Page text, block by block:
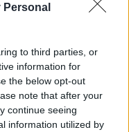
Personal
to third parties, or
information for
the below opt-out
note that after your
continue seeing
information utilized by
váltani, ez
hogy
a talajjal.
az utcai